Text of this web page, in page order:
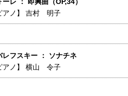
アノ】 吉村 明子
レフスキー ： ソナチネ
アノ】 横山 令子